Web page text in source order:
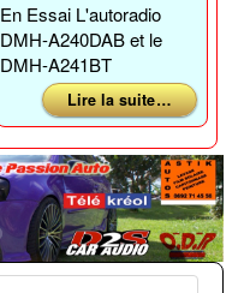
En Essai L'autoradio
DMH-A240DAB et le
DMH-A241BT
Lire la suite …